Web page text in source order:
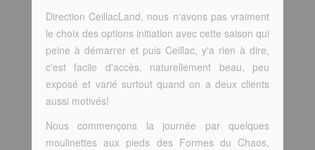
Direction CeillacLand, nous n'avons pas vraiment
le choix des options initiation avec cette saison qui
peine à démarrer et puis Ceillac, y'a rien à dire,
c'est facile d'accès, naturellement beau, peu
exposé et varié surtout quand on a deux clients
aussi motivés!
Nous commençons la journée par quelques
moulinettes aux pieds des Formes du Chaos,